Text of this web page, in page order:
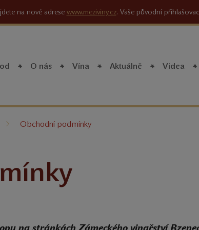
na nové adrese www.meziviny.cz. Vaše původní
O nás Vína Aktuálně Videa
Obchodní podmínky